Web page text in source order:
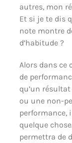
autres, mon
Et si je te dis
note montre
d’habitude ?
Alors dans ce
de
qu’un
ou une non-
performance,
quelque
permettra de